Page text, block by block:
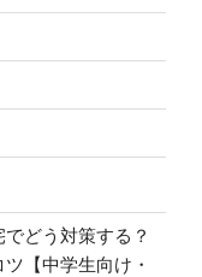
どう対策する？
【中学生向け・